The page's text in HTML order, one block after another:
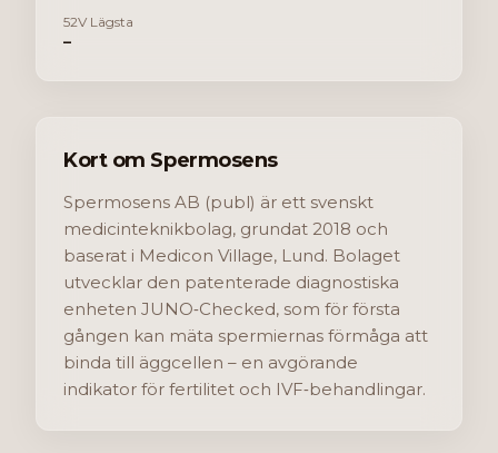
52V Lägsta
–
Kort om Spermosens
Spermosens AB (publ) är ett svenskt
medicinteknikbolag, grundat 2018 och
baserat i Medicon Village, Lund. Bolaget
utvecklar den patenterade diagnostiska
enheten JUNO‑Checked, som för första
gången kan mäta spermiernas förmåga att
binda till äggcellen – en avgörande
indikator för fertilitet och IVF‑behandlingar.